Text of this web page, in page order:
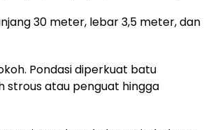
30 meter, lebar 3,5 meter, dan
Pondasi diperkuat batu
strous atau penguat hingga